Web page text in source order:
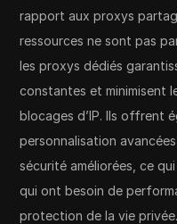
rapport aux proxys
ressources ne sont pas
les proxys dédiés
constantes et minimisent
blocages d’IP. Ils offrent
personnalisation
sécurité améliorées, ce
qui ont besoin de
protection de la vie privée.